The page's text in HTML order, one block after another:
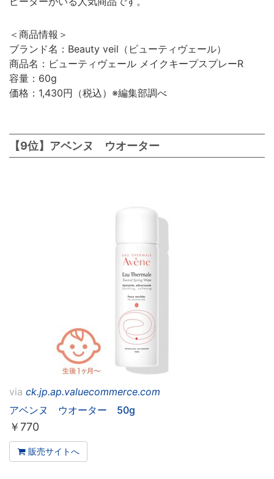
＜商品情報＞
ブランド名：Beauty veil（ビューティヴェール）
商品名：ビューティヴェール メイクキープスプレーR
容量：60g
価格：1,430円（税込）※編集部調べ
【9位】アベンヌ ウオーター
via ck.jp.ap.valuecommerce.com
アベンヌ ウオーター 50g
￥770
販売サイトへ